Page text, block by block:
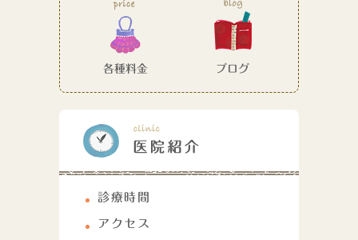
各種料金 ブログ
診療時間
アクセス